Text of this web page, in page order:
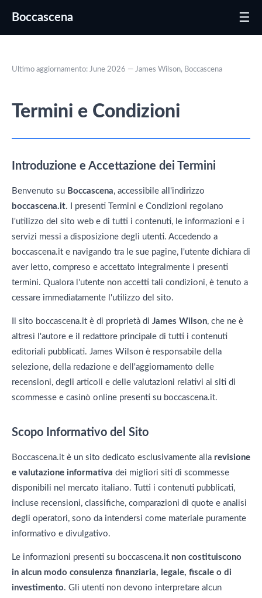
Boccascena ☰
Ultimo aggiornamento: June 2026 — James Wilson, Boccascena
Termini e Condizioni
Introduzione e Accettazione dei Termini
Benvenuto su Boccascena, accessibile all'indirizzo
boccascena.it. I presenti Termini e Condizioni regolano
l'utilizzo del sito web e di tutti i contenuti, le informazioni e i
servizi messi a disposizione degli utenti. Accedendo a
boccascena.it e navigando tra le sue pagine, l'utente dichiara di
aver letto, compreso e accettato integralmente i presenti
termini. Qualora l'utente non accetti tali condizioni, è tenuto a
cessare immediatamente l'utilizzo del sito.
Il sito boccascena.it è di proprietà di James Wilson, che ne è
altresì l'autore e il redattore principale di tutti i contenuti
editoriali pubblicati. James Wilson è responsabile della
selezione, della redazione e dell'aggiornamento delle
recensioni, degli articoli e delle valutazioni relativi ai siti di
scommesse e casinò online presenti su boccascena.it.
Scopo Informativo del Sito
Boccascena.it è un sito dedicato esclusivamente alla revisione
e valutazione informativa dei migliori siti di scommesse
disponibili nel mercato italiano. Tutti i contenuti pubblicati,
incluse recensioni, classifiche, comparazioni di quote e analisi
degli operatori, sono da intendersi come materiale puramente
informativo e divulgativo.
Le informazioni presenti su boccascena.it non costituiscono
in alcun modo consulenza finanziaria, legale, fiscale o di
investimento. Gli utenti non devono interpretare alcun